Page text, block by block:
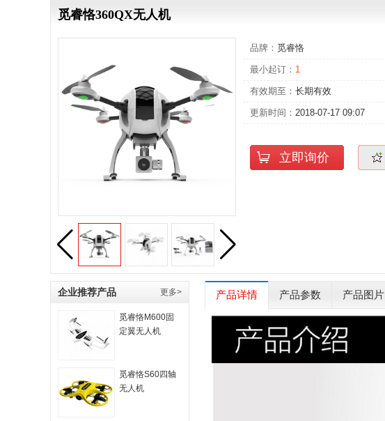
觅睿恪360QX无人机
品牌： 觅睿恪
最小起订： 1
有效期至： 长期有效
更新时间： 2018-07-17 09:07
立即询价
企业推荐产品 更多>
觅睿恪M600固
定翼无人机
觅睿恪S60四轴
无人机
产品详情 产品参数 产品图片